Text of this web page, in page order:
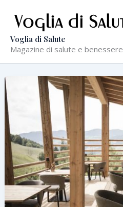
contenuto
Voglia di Salute
Magazine di salute e benessere